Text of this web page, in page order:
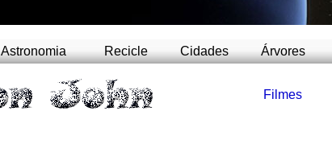
Astronomia Recicle Cidades Árvores
Filmes